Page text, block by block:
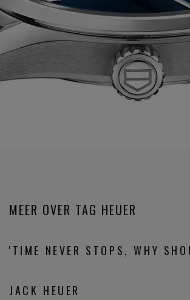
MEER OVER TAG HEUER
'TIME NEVER STOPS, WHY
JACK HEUER